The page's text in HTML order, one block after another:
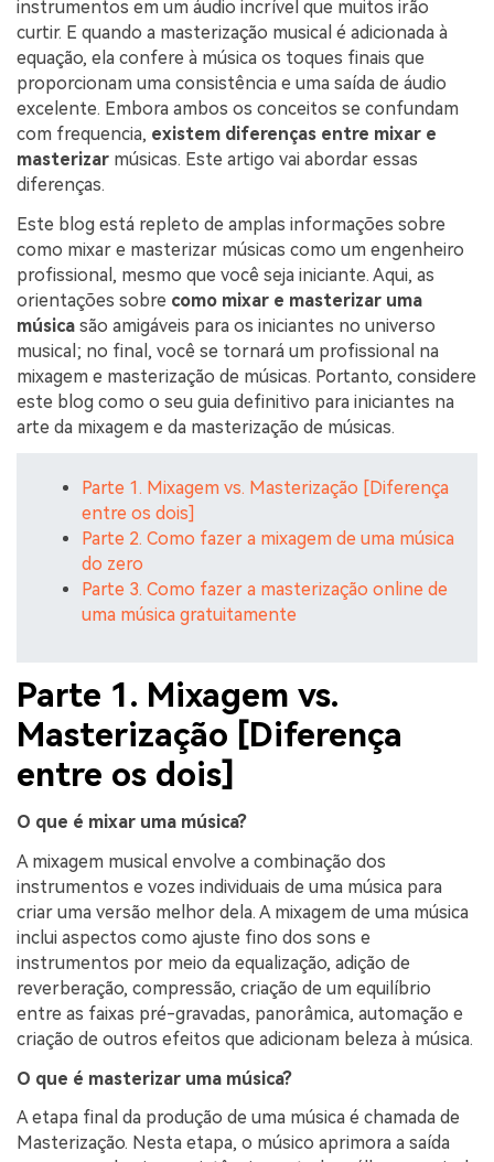
instrumentos em um áudio incrível que muitos irão
curtir. E quando a masterização musical é adicionada à
equação, ela confere à música os toques finais que
proporcionam uma consistência e uma saída de áudio
excelente. Embora ambos os conceitos se confundam
com frequencia, existem diferenças entre mixar e
masterizar músicas. Este artigo vai abordar essas
diferenças.
Este blog está repleto de amplas informações sobre
como mixar e masterizar músicas como um engenheiro
profissional, mesmo que você seja iniciante. Aqui, as
orientações sobre como mixar e masterizar uma
música são amigáveis para os iniciantes no universo
musical; no final, você se tornará um profissional na
mixagem e masterização de músicas. Portanto, considere
este blog como o seu guia definitivo para iniciantes na
arte da mixagem e da masterização de músicas.
Parte 1. Mixagem vs. Masterização [Diferença
entre os dois]
Parte 2. Como fazer a mixagem de uma música
do zero
Parte 3. Como fazer a masterização online de
uma música gratuitamente
Parte 1. Mixagem vs.
Masterização [Diferença
entre os dois]
O que é mixar uma música?
A mixagem musical envolve a combinação dos
instrumentos e vozes individuais de uma música para
criar uma versão melhor dela. A mixagem de uma música
inclui aspectos como ajuste fino dos sons e
instrumentos por meio da equalização, adição de
reverberação, compressão, criação de um equilíbrio
entre as faixas pré-gravadas, panorâmica, automação e
criação de outros efeitos que adicionam beleza à música.
O que é masterizar uma música?
A etapa final da produção de uma música é chamada de
Masterização. Nesta etapa, o músico aprimora a saída